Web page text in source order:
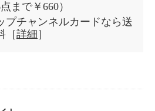
点まで￥660）
プチャンネルカードなら送
［詳細 ］